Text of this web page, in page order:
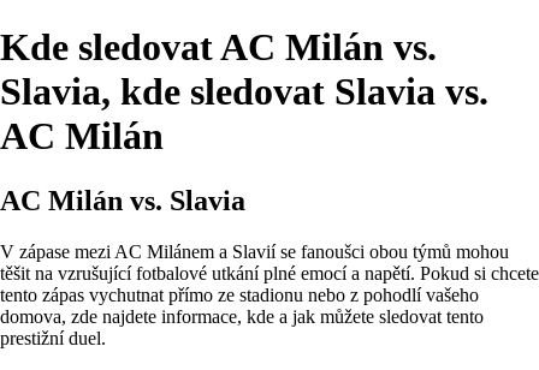
Kde sledovat AC Milán vs.
Slavia, kde sledovat Slavia vs.
AC Milán
AC Milán vs. Slavia
V zápase mezi AC Milánem a Slavií se fanoušci obou týmů mohou
těšit na vzrušující fotbalové utkání plné emocí a napětí. Pokud si chcete
tento zápas vychutnat přímo ze stadionu nebo z pohodlí vašeho
domova, zde najdete informace, kde a jak můžete sledovat tento
prestižní duel.